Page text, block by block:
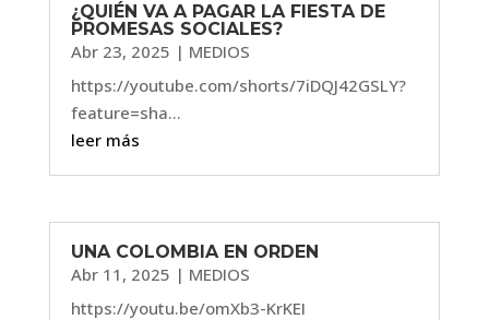
¿QUIÉN VA A PAGAR LA FIESTA DE
PROMESAS SOCIALES?
Abr 23, 2025 | MEDIOS
https://youtube.com/shorts/7iDQJ42GSLY?
feature=sha...
leer más
UNA COLOMBIA EN ORDEN
Abr 11, 2025 | MEDIOS
https://youtu.be/omXb3-KrKEI